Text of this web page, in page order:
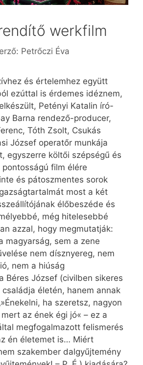
werkfilm
Petrőczi Éva
és értelemhez együtt
ezúttal is érdemes idéznem,
Petényi Katalin író-
Barna rendező-producer,
Tóth Zsolt, Csukás
József operatőr munkája
egyszerre költői szépségű és
film élére
és pátoszmentes sorok
most a két
élőbeszéde és
még hitelesebbé
azzal, hogy megmutatják:
magyarság, sem a zene
nem dísznyereg, nem
nem a hiúság
Béres József (civilben sikeres
életén, hanem annak
ha szeretsz, nagyon
az ének égi jó« – ez a
megfogalmazott felismerés
én életemet is… Miért
szakember dalgyűjtemény